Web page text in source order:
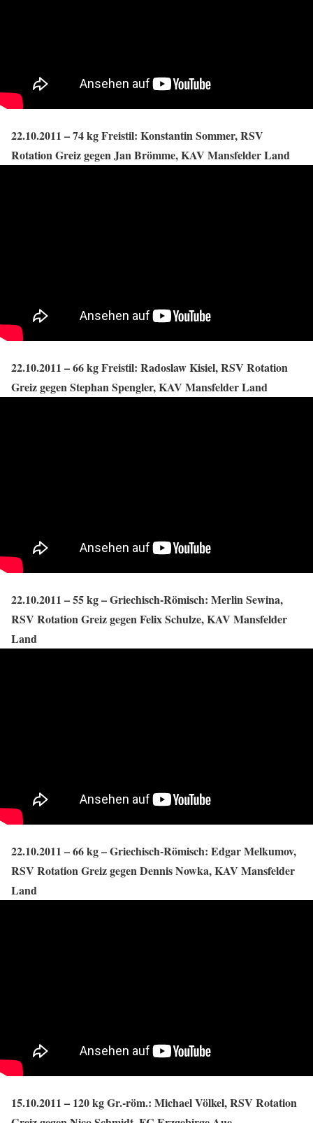
22.10.2011 – 74 kg Freistil: Konstantin Sommer, RSV
Rotation Greiz gegen Jan Brömme, KAV Mansfelder Land
22.10.2011 – 66 kg Freistil: Radoslaw Kisiel, RSV Rotation
Greiz gegen Stephan Spengler, KAV Mansfelder Land
22.10.2011 – 55 kg – Griechisch-Römisch: Merlin Sewina,
RSV Rotation Greiz gegen Felix Schulze, KAV Mansfelder
Land
22.10.2011 – 66 kg – Griechisch-Römisch: Edgar Melkumov,
RSV Rotation Greiz gegen Dennis Nowka, KAV Mansfelder
Land
15.10.2011 – 120 kg Gr.-röm.: Michael Völkel, RSV Rotation